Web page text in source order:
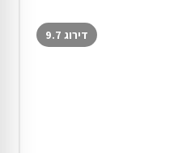
דירוג 9.7